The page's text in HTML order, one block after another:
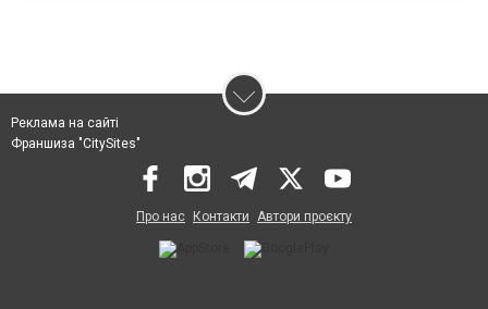
Реклама на сайті
Франшиза "CitySites"
Про нас Контакти Автори проєкту